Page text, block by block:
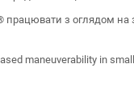
працювати з оглядом
maneuverability in